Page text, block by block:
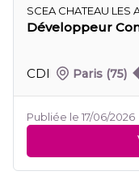
SCEA CHATEAU LES
Développeur
CDI Paris (75)
Publiée le 17/06/2026